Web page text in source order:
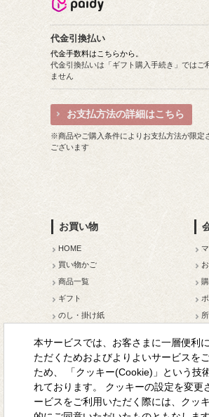
代金引換払い
代金手数料はこちらから。
代金引換払いは「ギフト購入手続き」ではご
ません
お支払方法の詳細はこちら
※商品やご購入条件によりお支払方法が限定
ございます
お買い物
HOME
買い物かご
商品一覧
ギフト
のし・掛け紙
本サービスでは、お客さまに一層便利
ただくためおよびよりよいサービスを
ため、 「クッキー(Cookie)」という技
れております。 クッキーの設定を変更
ービスをご利用いただく際には、クッ